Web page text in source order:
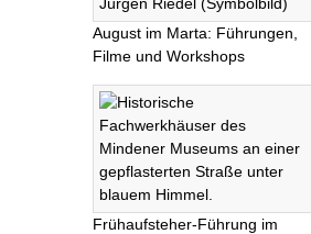
August im Marta: Führungen,
Filme und Workshops
Frühaufsteher-Führung im